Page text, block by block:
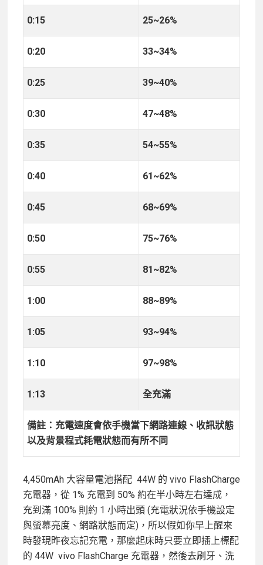
0:15 25~26%
0:20 33~34%
0:25 39~40%
0:30 47~48%
0:35 54~55%
0:40 61~62%
0:45 68~69%
0:50 75~76%
0:55 81~82%
1:00 88~89%
1:05 93~94%
1:10 97~98%
1:13 全充滿
備註：充電速度會依手機當下網路連線、收訊狀態
以及背景程式耗電狀態而有所不同
4,450mAh 大容量電池搭配 44W 的 vivo FlashCharge
充電器，從 1% 充電到 50% 約在半小時左右達成，
充到滿 100% 則約 1 小時出頭 (充電狀況依手機設定
與螢幕亮度、網路狀態而定)，所以假如你早上醒來
時發現昨夜忘記充電，那麼起床時只要立即插上標配
的 44W vivo FlashCharge 充電器，然後去刷牙、洗